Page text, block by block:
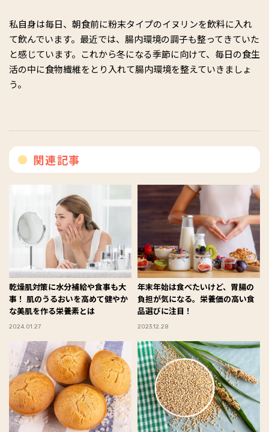
私自身は毎日、朝食前に粉末タイプのイヌリンを飲料に入れ
て飲んでいます。最近では、腸内環境の調子も整ってきていた
と感じています。これから冬になる季節に向けて、毎日の食生
活の中に食物繊維をとり入れて腸内環境を整えていきましょ
う。
関連記事
乾燥肌対策に水分補給や食事も大
事！ 肌のうるおいを高めて健やか
な美肌を作る栄養素とは
2024.01.27
年末年始は食べたいけど、胃腸の
負担が気になる。栄養価の高い食
品選びに注目！
2023.12.28